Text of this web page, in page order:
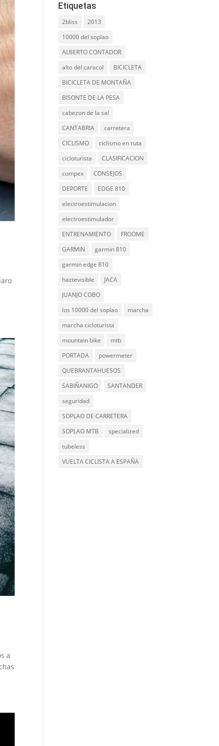
a
Etiquetas
2bliss
2013
10000 del soplao
ALBERTO CONTADOR
alto del caracol
BICICLETA
BICICLETA DE MONTAÑA
BISONTE DE LA PESA
cabezon de la sal
CANTABRIA
carretera
CICLISMO
ciclismo en ruta
cicloturista
CLASIFICACION
compex
CONSEJOS
DEPORTE
EDGE 810
electroestimulacion
electroestimulador
ENTRENAMIENTO
FROOME
GARMIN
garmin 810
garmin edge 810
haztevisible
JACA
JUANJO COBO
los 10000 del soplao
marcha
marcha cicloturista
mountain bike
mtb
PORTADA
powermeter
QUEBRANTAHUESOS
SABIÑANIGO
SANTANDER
seguridad
SOPLAO DE CARRETERA
SOPLAO MTB
specialized
tubeless
VUELTA CICLISTA A ESPAÑA